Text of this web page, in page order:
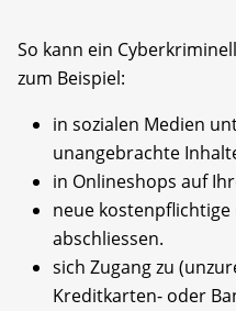
So kann ein
zum Beispiel:
in sozialen Medien
unangebrachte
in Onlineshops auf
neue
abschliessen.
sich Zugang zu
Kreditkarten- oder